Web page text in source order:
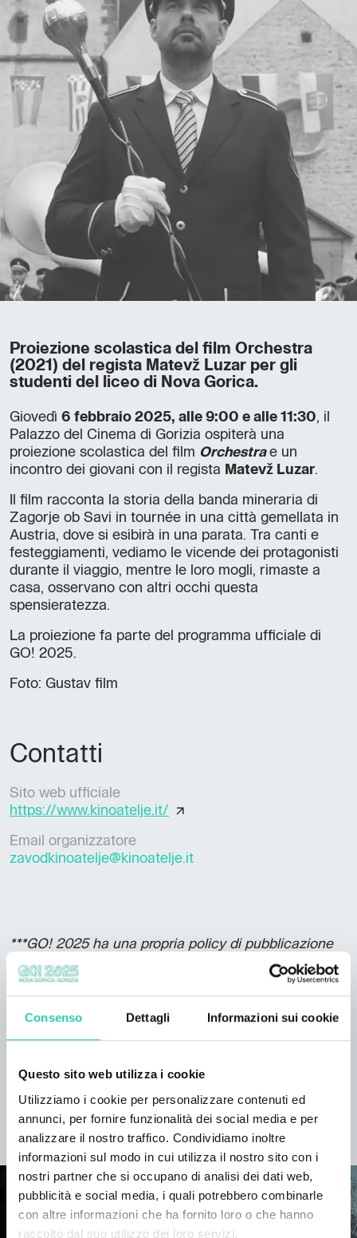
Consenso Dettagli Informazioni sui cookie
Questo sito web utilizza i cookie
Utilizziamo i cookie per personalizzare contenuti ed
annunci, per fornire funzionalità dei social media e per
analizzare il nostro traffico. Condividiamo inoltre
informazioni sul modo in cui utilizza il nostro sito con i
nostri partner che si occupano di analisi dei dati web,
pubblicità e social media, i quali potrebbero combinarle
con altre informazioni che ha fornito loro o che hanno
raccolto dal suo utilizzo dei loro servizi.
Proiezione scolastica del film Orchestra
(2021) del regista Matevž Luzar per gli
studenti del liceo di Nova Gorica.
Giovedì 6 febbraio 2025, alle 9:00 e alle 11:30, il
Palazzo del Cinema di Gorizia ospiterà una
proiezione scolastica del film Orchestrae un
incontro dei giovani con il regista Matevž Luzar.
Il film racconta la storia della banda mineraria di
Zagorje ob Savi in tournée in una città gemellata in
Austria, dove si esibirà in una parata. Tra canti e
festeggiamenti, vediamo le vicende dei protagonisti
durante il viaggio, mentre le loro mogli, rimaste a
casa, osservano con altri occhi questa
spensieratezza.
La proiezione fa parte del programma ufficiale di
GO! 2025.
Foto: Gustav film
Contatti
Sito web ufficiale
https://www.kinoatelje.it/
Email organizzatore
zavodkinoatelje@kinoatelje.it
***GO! 2025 ha una propria policy di pubblicazione
degli eventi, consultabile a questo
. Non tutte le
informazioni presenti possono risultare aggiornate
e/o corrette e GO! 2025 non si assume la
responsabilità in merito. Si consiglia di contattare
SCOPRI IL PROGETTO